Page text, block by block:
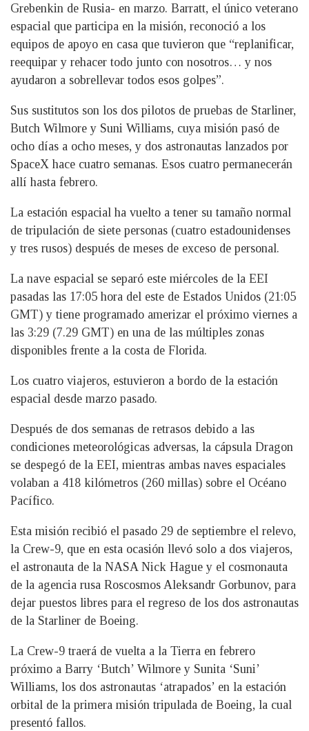
Grebenkin de Rusia- en marzo. Barratt, el único veterano
espacial que participa en la misión, reconoció a los
equipos de apoyo en casa que tuvieron que “replanificar,
reequipar y rehacer todo junto con nosotros… y nos
ayudaron a sobrellevar todos esos golpes”.
Sus sustitutos son los dos pilotos de pruebas de Starliner,
Butch Wilmore y Suni Williams, cuya misión pasó de
ocho días a ocho meses, y dos astronautas lanzados por
SpaceX hace cuatro semanas. Esos cuatro permanecerán
allí hasta febrero.
La estación espacial ha vuelto a tener su tamaño normal
de tripulación de siete personas (cuatro estadounidenses
y tres rusos) después de meses de exceso de personal.
La nave espacial se separó este miércoles de la EEI
pasadas las 17:05 hora del este de Estados Unidos (21:05
GMT) y tiene programado amerizar el próximo viernes a
las 3:29 (7.29 GMT) en una de las múltiples zonas
disponibles frente a la costa de Florida.
Los cuatro viajeros, estuvieron a bordo de la estación
espacial desde marzo pasado.
Después de dos semanas de retrasos debido a las
condiciones meteorológicas adversas, la cápsula Dragon
se despegó de la EEI, mientras ambas naves espaciales
volaban a 418 kilómetros (260 millas) sobre el Océano
Pacífico.
Esta misión recibió el pasado 29 de septiembre el relevo,
la Crew-9, que en esta ocasión llevó solo a dos viajeros,
el astronauta de la NASA Nick Hague y el cosmonauta
de la agencia rusa Roscosmos Aleksandr Gorbunov, para
dejar puestos libres para el regreso de los dos astronautas
de la Starliner de Boeing.
La Crew-9 traerá de vuelta a la Tierra en febrero
próximo a Barry ‘Butch’ Wilmore y Sunita ‘Suni’
Williams, los dos astronautas ‘atrapados’ en la estación
orbital de la primera misión tripulada de Boeing, la cual
presentó fallos.